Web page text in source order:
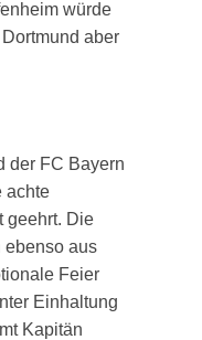
würde
aber
der FC Bayern
achte
geehrt. Die
ebenso aus
Feier
Einhaltung
Kapitän